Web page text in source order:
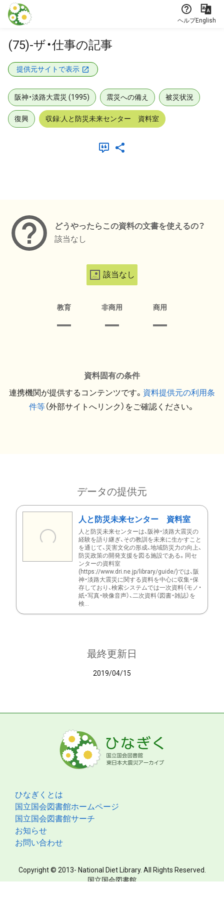
本文に飛ぶ
ヘルプEnglish
(75)-ザ・仕事の記事
提供元サイトで表示
阪神・淡路大震災 (1995) 震災への備え 被災状況
復興 収録:人と防災未来センター 資料室
どうやったらこの資料の文書を使えるの？
該当なし
該当なし
教育 非商用 商用
資料固有の条件
連携機関が提供するコンテンツです。 資料提供元の利用条
件等（外部サイトへリンク）をご確認ください。
データの提供元
人と防災未来センター 資料室
人と防災未来センターは、阪神・淡路大震災の
経験を語り継ぎ、その教訓を未来に生かすこと
を通じて、災害文化の形成、地域防災力の向上、
防災政策の開発支援を図る施設である。同セ
ンターの資料室
(https://www.dri.ne.jp/library/guide/)では、阪
神・淡路大震災に関する資料を中心に収集・保
存しており、検索システムでは一次資料（モノ・
紙・写真・映像音声）、二次資料（図書・雑誌）を
検...
最終更新日
2019/04/15
ひなぎくとは
国立国会図書館ホームページ
国立国会図書館サーチ
お知らせ
お問い合わせ
Copyright © 2013- National Diet Library. All Rights Reserved.